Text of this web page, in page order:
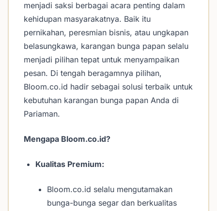
menjadi saksi berbagai acara penting dalam
kehidupan masyarakatnya. Baik itu
pernikahan, peresmian bisnis, atau ungkapan
belasungkawa, karangan bunga papan selalu
menjadi pilihan tepat untuk menyampaikan
pesan. Di tengah beragamnya pilihan,
Bloom.co.id hadir sebagai solusi terbaik untuk
kebutuhan karangan bunga papan Anda di
Pariaman.
Mengapa Bloom.co.id?
Kualitas Premium:
Bloom.co.id selalu mengutamakan
bunga-bunga segar dan berkualitas